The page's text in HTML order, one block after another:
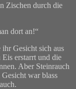
Zischen durch die
dort an!“
ihr Gesicht sich aus
erstarrt und die
Aber Steinrauch
war blass